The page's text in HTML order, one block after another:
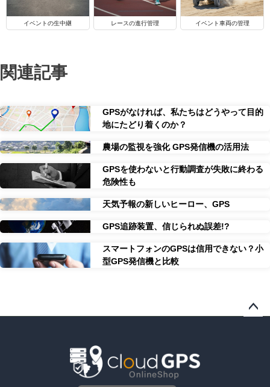
イベントの生中継 レースの進行管理 イベント車両の管理
関連記事
GPSがなければ、私たちはどうやって目的
地にたどり着くのか？
農場の監視を強化 GPS発信機の活用法
GPSを使わないと行動調査が失敗に終わる
危険性も
天気予報の新しいヒーロー、GPS
GPS追跡装置、信じられぬ誤差!?
スマートフォンのGPSは信用できない？小
型GPS発信機と比較